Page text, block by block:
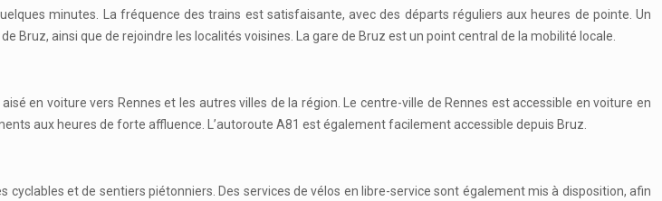
minutes. La fréquence des trains est satisfaisante, avec des départs réguliers aux heures de pointe. Un
ainsi que de rejoindre les localités voisines. La gare de Bruz est un point central de la mobilité locale.
en voiture vers Rennes et les autres villes de la région. Le centre-ville de Rennes est accessible en voiture en
aux heures de forte affluence. L’autoroute A81 est également facilement accessible depuis Bruz.
et de sentiers piétonniers. Des services de vélos en libre-service sont également mis à disposition, afin